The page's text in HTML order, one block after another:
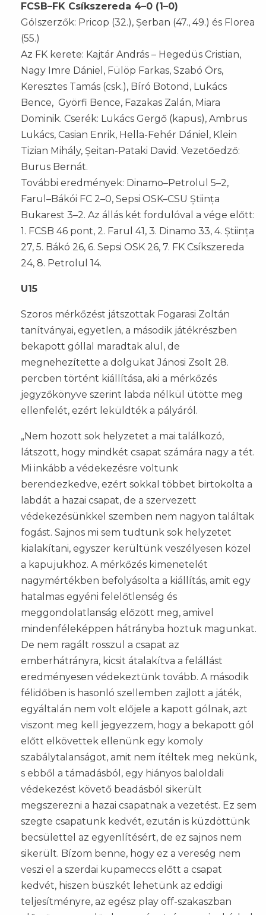
FCSB–FK Csíkszereda 4–0 (1–0)
Gólszerzők: Pricop (32.), Șerban (47., 49.) és Florea
(55.)
Az FK kerete: Kajtár András – Hegedüs Cristian,
Nagy Imre Dániel, Fülöp Farkas, Szabó Örs,
Keresztes Tamás (csk.), Bíró Botond, Lukács
Bence, Györfi Bence, Fazakas Zalán, Miara
Dominik. Cserék: Lukács Gergő (kapus), Ambrus
Lukács, Casian Enrik, Hella-Fehér Dániel, Klein
Tizian Mihály, Șeitan-Pataki David. Vezetőedző:
Burus Bernát.
További eredmények: Dinamo–Petrolul 5–2,
Farul–Bákói FC 2–0, Sepsi OSK–CSU Știința
Bukarest 3–2. Az állás két fordulóval a vége előtt:
1. FCSB 46 pont, 2. Farul 41, 3. Dinamo 33, 4. Știința
27, 5. Bákó 26, 6. Sepsi OSK 26, 7. FK Csíkszereda
24, 8. Petrolul 14.
U15
Szoros mérkőzést játszottak Fogarasi Zoltán
tanítványai, egyetlen, a második játékrészben
bekapott góllal maradtak alul, de
megnehezítette a dolgukat Jánosi Zsolt 28.
percben történt kiállítása, aki a mérkőzés
jegyzőkönyve szerint labda nélkül ütötte meg
ellenfelét, ezért leküldték a pályáról.
„Nem hozott sok helyzetet a mai találkozó,
látszott, hogy mindkét csapat számára nagy a tét.
Mi inkább a védekezésre voltunk
berendezkedve, ezért sokkal többet birtokolta a
labdát a hazai csapat, de a szervezett
védekezésünkkel szemben nem nagyon találtak
fogást. Sajnos mi sem tudtunk sok helyzetet
kialakítani, egyszer kerültünk veszélyesen közel
a kapujukhoz. A mérkőzés kimenetelét
nagymértékben befolyásolta a kiállítás, amit egy
hatalmas egyéni felelőtlenség és
meggondolatlanság előzött meg, amivel
mindenféleképpen hátrányba hoztuk magunkat.
De nem ragált rosszul a csapat az
emberhátrányra, kicsit átalakítva a felállást
eredményesen védekeztünk tovább. A második
félidőben is hasonló szellemben zajlott a játék,
egyáltalán nem volt előjele a kapott gólnak, azt
viszont meg kell jegyezzem, hogy a bekapott gól
előtt elkövettek ellenünk egy komoly
szabálytalanságot, amit nem ítéltek meg nekünk,
s ebből a támadásból, egy hiányos baloldali
védekezést követő beadásból sikerült
megszerezni a hazai csapatnak a vezetést. Ez sem
szegte csapatunk kedvét, ezután is küzdöttünk
becsülettel az egyenlítésért, de ez sajnos nem
sikerült. Bízom benne, hogy ez a vereség nem
veszi el a szerdai kupameccs előtt a csapat
kedvét, hiszen büszkét lehetünk az eddigi
teljesítményre, az egész play off-szakaszban